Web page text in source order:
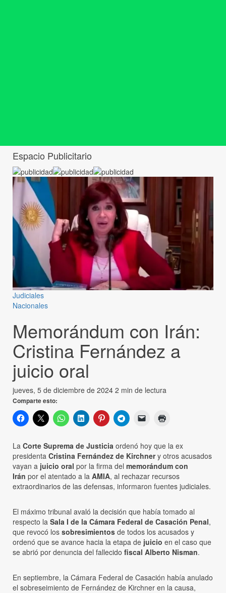
Espacio Publicitario
Judiciales
Nacionales
Memorándum con Irán:
Cristina Fernández a
juicio oral
jueves, 5 de diciembre de 2024 2 min de lectura
Comparte esto:
La Corte Suprema de Justicia ordenó hoy que la ex
presidenta Cristina Fernández de Kirchnery otros acusados
vayan a juicio oral por la firma del memorándum con
Irán por el atentado a la AMIA, al rechazar recursos
extraordinarios de las defensas, informaron fuentes judiciales.
El máximo tribunal avaló la decisión que había tomado al
respecto la Sala I de la Cámara Federal de Casación Penal,
que revocó los sobresimientos de todos los acusados y
ordenó que se avance hacia la etapa de juicio en el caso que
se abrió por denuncia del fallecido fiscal Alberto Nisman.
En septiembre, la Cámara Federal de Casación había anulado
el sobreseimiento de Fernández de Kirchner en la causa,